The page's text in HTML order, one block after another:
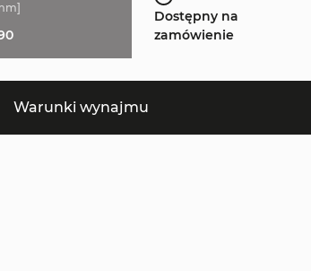
Dostępny na
zamówienie
Warunki wynajmu